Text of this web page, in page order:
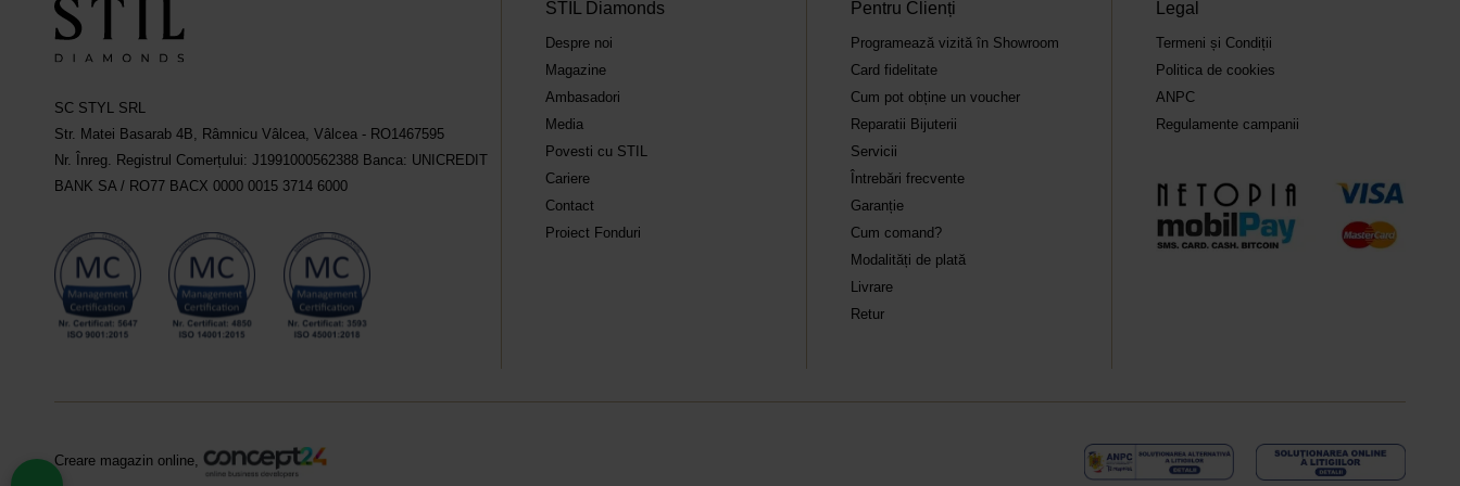
SC STYL SRL
Str. Matei Basarab 4B, Râmnicu Vâlcea, Vâlcea - RO1467595
Nr. Înreg. Registrul Comerțului: J1991000562388 Banca: UNICREDIT
BANK SA / RO77 BACX 0000 0015 3714 6000
STIL Diamonds
Despre noi
Magazine
Ambasadori
Media
Povesti cu STIL
Cariere
Contact
Proiect Fonduri
Pentru Clienți
Programează vizită în Showroom
Card fidelitate
Cum pot obține un voucher
Reparatii Bijuterii
Servicii
Întrebări frecvente
Garanție
Cum comand?
Modalități de plată
Livrare
Retur
Legal
Termeni și Condiții
Politica de cookies
ANPC
Regulamente campanii
Creare magazin online,